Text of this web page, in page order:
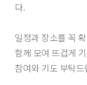
다.
일정과 장소를 꼭
함께 모여 뜨겁게
참여와 기도 부탁드